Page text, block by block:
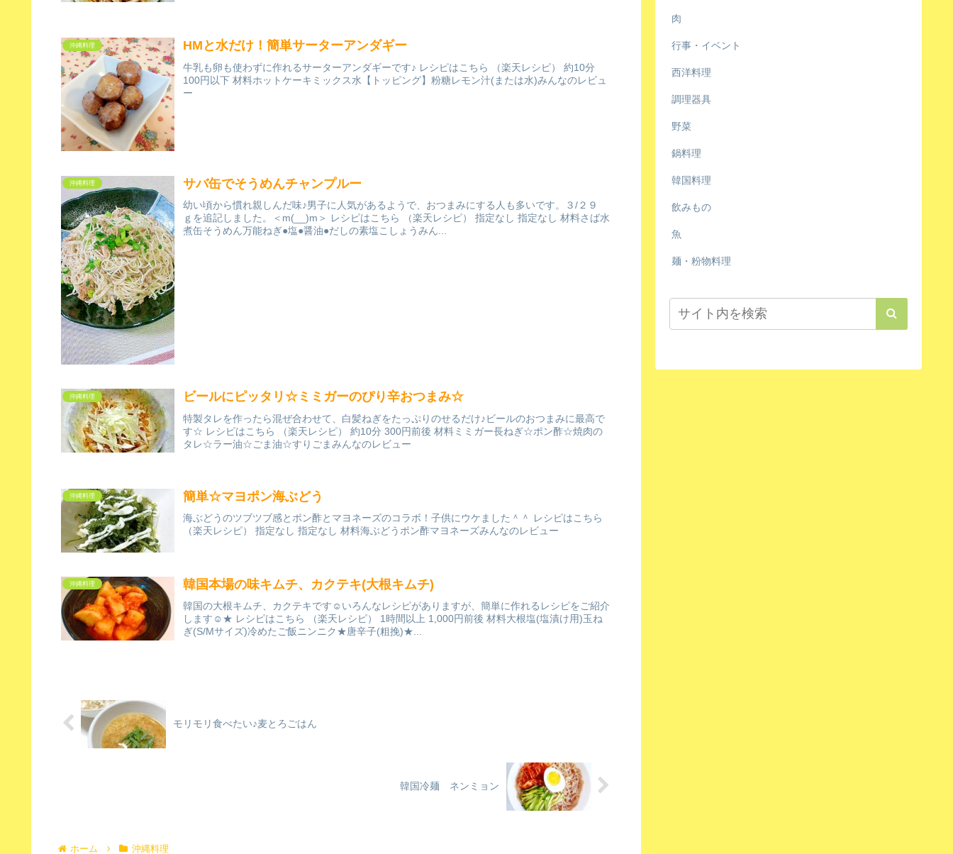
沖縄料理 HMと水だけ！簡単サーターアンダギー
牛乳も卵も使わずに作れるサーターアンダギーです♪ レシピはこちら （楽天レシピ） 約10分
100円以下 材料ホットケーキミックス水【トッピング】粉糖レモン汁(または水)みんなのレビュ
ー
沖縄料理 サバ缶でそうめんチャンプルー
幼い頃から慣れ親しんだ味♪男子に人気があるようで、おつまみにする人も多いです。３/２９
ｇを追記しました。＜m(__)m＞ レシピはこちら （楽天レシピ） 指定なし 指定なし 材料さば水
煮缶そうめん万能ねぎ●塩●醤油●だしの素塩こしょうみん...
沖縄料理 ビールにピッタリ☆ミミガーのぴり辛おつまみ☆
特製タレを作ったら混ぜ合わせて、白髪ねぎをたっぷりのせるだけ♪ビールのおつまみに最高で
す☆ レシピはこちら （楽天レシピ） 約10分 300円前後 材料ミミガー長ねぎ☆ポン酢☆焼肉の
タレ☆ラー油☆ごま油☆すりごまみんなのレビュー
沖縄料理 簡単☆マヨポン海ぶどう
海ぶどうのツブツブ感とポン酢とマヨネーズのコラボ！子供にウケました＾＾ レシピはこちら
（楽天レシピ） 指定なし 指定なし 材料海ぶどうポン酢マヨネーズみんなのレビュー
沖縄料理 韓国本場の味キムチ、カクテキ(大根キムチ)
韓国の大根キムチ、カクテキです☺いろんなレシピがありますが、簡単に作れるレシピをご紹介
します☺★ レシピはこちら （楽天レシピ） 1時間以上 1,000円前後 材料大根塩(塩漬け用)玉ね
ぎ(S/Mサイズ)冷めたご飯ニンニク★唐辛子(粗挽)★...
モリモリ食べたい♪麦とろごはん
韓国冷麺 ネンミョン
ホーム 沖縄料理
肉
行事・イベント
西洋料理
調理器具
野菜
鍋料理
韓国料理
飲みもの
魚
麺・粉物料理